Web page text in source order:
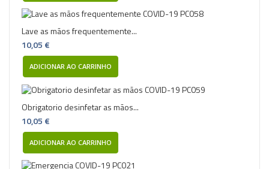
Lave as mãos frequentemente...
10,05 €
ADICIONAR AO CARRINHO
Obrigatorio desinfetar as mãos...
10,05 €
ADICIONAR AO CARRINHO